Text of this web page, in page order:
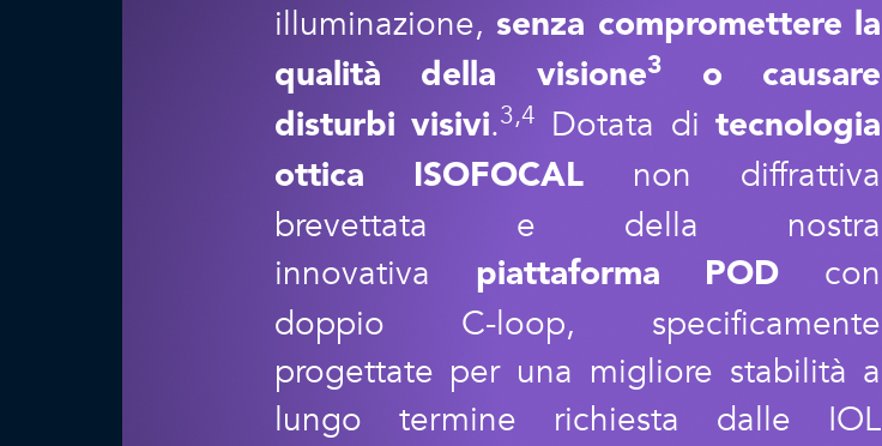
illuminazione, senza compromettere la
qualità della visione3o causare
disturbi visivi.3,4 Dotata ditecnologia
ottica ISOFOCALnon diffrattiva
brevettata e della nostra
innovativa
piattaforma POD
con
doppio C-loop, specificamente
progettate per una migliore stabilità a
lungo termine richiesta dalle IOL